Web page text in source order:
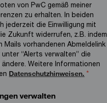
von PwC gemäß meiner
zu erhalten. In beiden
jederzeit die Einwilligung mit
Zukunft widerrufen, z.B. indem
Mails vorhandenen Abmeldelink
“Alerts verwalten” die
ändere. Weitere Informationen
Datenschutzhinweisen. *
verwalten